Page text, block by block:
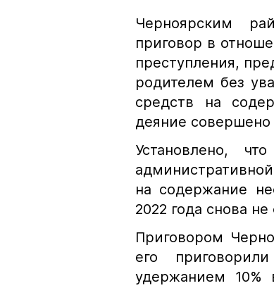
Черноярским
приговор в
преступления,
родителем без
средств на
деяние совершено
Установлено,
на содержание
2022 года снова
Приговором
его
удержанием 10%